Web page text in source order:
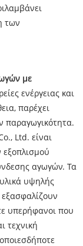
των
με
ενέργειας και
παρέχει
παραγωγικότητα.
Ltd. είναι
αγωγών. Τα
υψηλής
υπερήφανοι που
τεχνική